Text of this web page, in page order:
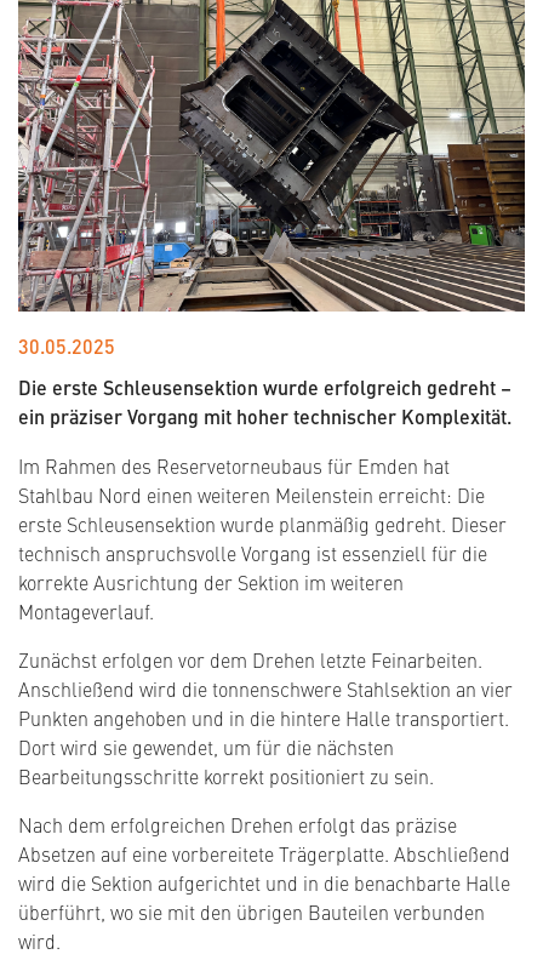
30.05.2025
Die erste Schleusensektion wurde erfolgreich gedreht –
ein präziser Vorgang mit hoher technischer Komplexität.
Im Rahmen des Reservetorneubaus für Emden hat
Stahlbau Nord einen weiteren Meilenstein erreicht: Die
erste Schleusensektion wurde planmäßig gedreht. Dieser
technisch anspruchsvolle Vorgang ist essenziell für die
korrekte Ausrichtung der Sektion im weiteren
Montageverlauf.
Zunächst erfolgen vor dem Drehen letzte Feinarbeiten.
Anschließend wird die tonnenschwere Stahlsektion an vier
Punkten angehoben und in die hintere Halle transportiert.
Dort wird sie gewendet, um für die nächsten
Bearbeitungsschritte korrekt positioniert zu sein.
Nach dem erfolgreichen Drehen erfolgt das präzise
Absetzen auf eine vorbereitete Trägerplatte. Abschließend
wird die Sektion aufgerichtet und in die benachbarte Halle
überführt, wo sie mit den übrigen Bauteilen verbunden
wird.